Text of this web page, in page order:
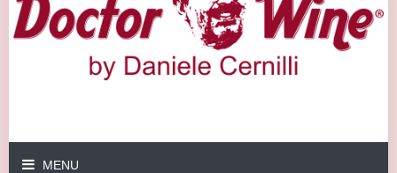
MENU